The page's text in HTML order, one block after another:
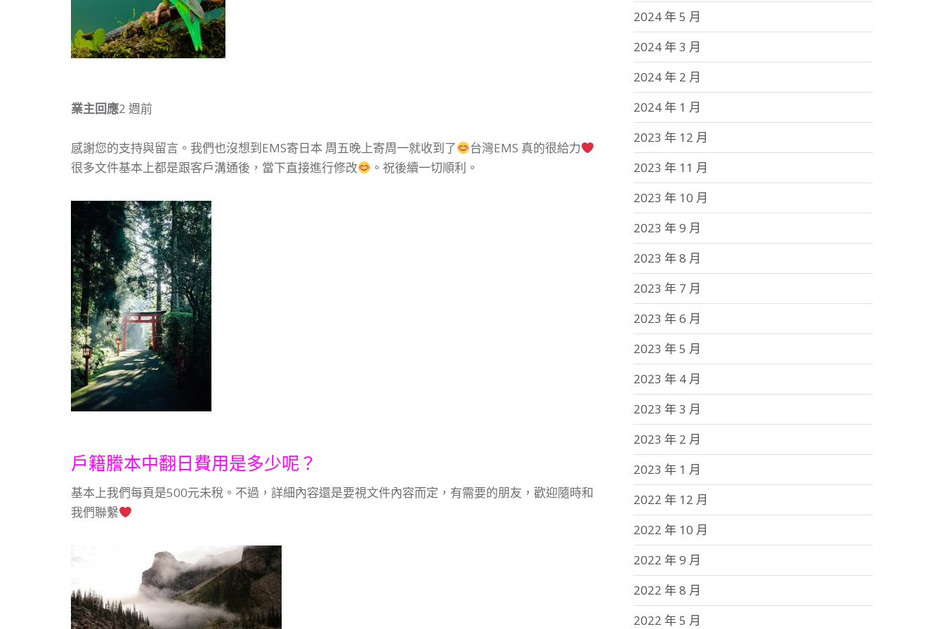
業主回應2 週前
感謝您的支持與留言。我們也沒想到EMS寄日本 周五晚上寄周一就收到了
台灣EMS 真的很給力
很多文件基本上都是跟客戶溝通後，當下直接進行修改
。祝後續一切順利。
戶籍謄本中翻日費用是多少呢？
基本上我們每頁是500元未稅。不過，詳細內容還是要視文件內容而定，有需要的朋友，歡迎隨時和
我們聯繫
2024 年 5 月
2024 年 3 月
2024 年 2 月
2024 年 1 月
2023 年 12 月
2023 年 11 月
2023 年 10 月
2023 年 9 月
2023 年 8 月
2023 年 7 月
2023 年 6 月
2023 年 5 月
2023 年 4 月
2023 年 3 月
2023 年 2 月
2023 年 1 月
2022 年 12 月
2022 年 10 月
2022 年 9 月
2022 年 8 月
2022 年 5 月